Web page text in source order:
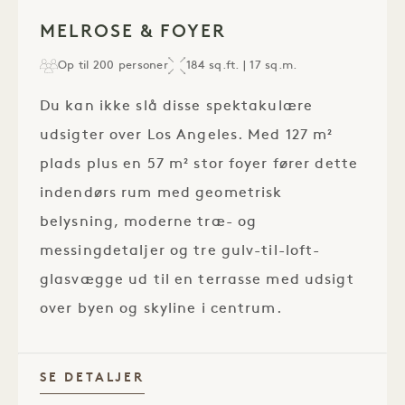
MELROSE & FOYER
Op til 200 personer 184 sq.ft. | 17 sq.m.
Du kan ikke slå disse spektakulære
udsigter over Los Angeles. Med 127 m²
plads plus en 57 m² stor foyer fører dette
indendørs rum med geometrisk
belysning, moderne træ- og
messingdetaljer og tre gulv-til-loft-
glasvægge ud til en terrasse med udsigt
over byen og skyline i centrum.
SE DETALJER